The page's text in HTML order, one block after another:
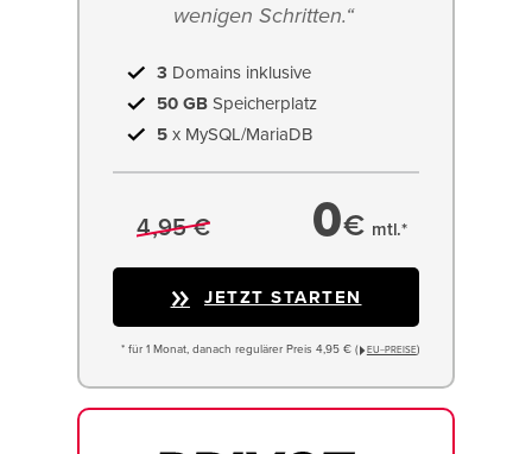
wenigen Schritten.“
3 Domains inklusive
50 GB Speicherplatz
5 x MySQL/MariaDB
4,95 € 0€ mtl.*
JETZT STARTEN
* für 1 Monat, danach regulärer Preis 4,95 € ( EU−PREISE)